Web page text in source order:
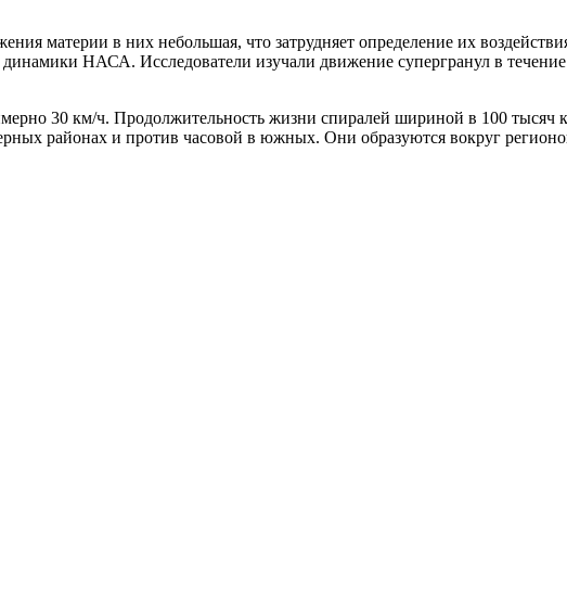
материи в них небольшая, что затрудняет определение их
НАСА. Исследователи изучали движение супергранул в течение
30 км/ч. Продолжительность жизни спиралей шириной в 100 тысяч
районах и против часовой в южных. Они образуются вокруг